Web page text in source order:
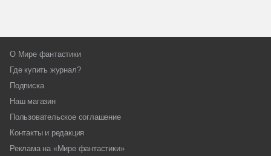
О Мире фантастики
Где купить журнал?
Подписка
Наш магазин
Пользовательское соглашение
Контакты и редакция
Реклама на «Мире фантастики»